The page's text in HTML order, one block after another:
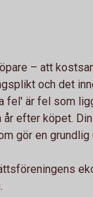
– att
och det
fel' är fel som
efter köpet.
gör en grundlig